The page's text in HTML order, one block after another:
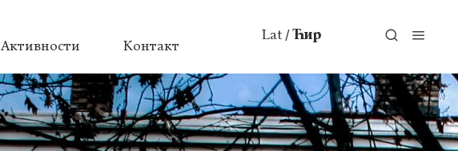
Активности Контакт
Lat /Ћир